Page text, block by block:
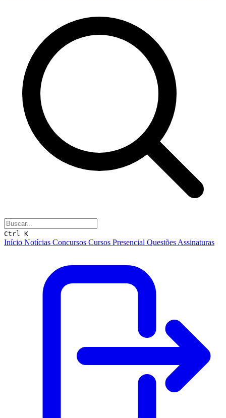
Ctrl K
Início Notícias Concursos Cursos Presencial Questões Assinaturas